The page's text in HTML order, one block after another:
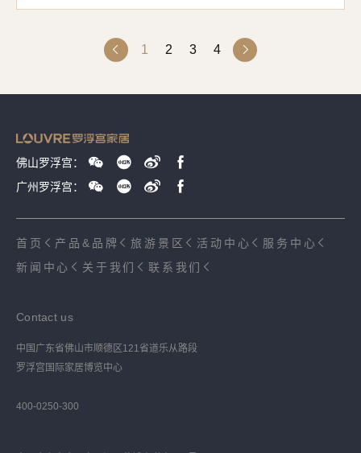
1 2 3 4
佛山罗浮宫：
广州罗浮宫：
首页 产品&品牌 旅游景区 活动中心
服务中心
新闻中心
关于我们 联系我们
Contact us
中国广东省佛山市顺德区121省道乐从路段
罗浮宫国际家居博览中心
400-0250-300